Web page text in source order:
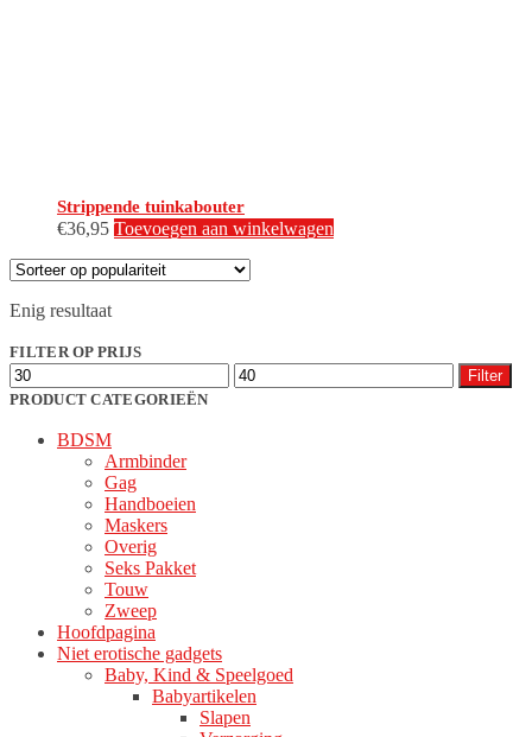
Strippende tuinkabouter
€36,95 Toevoegen aan winkelwagen
Enig resultaat
FILTER OP PRIJS
Min.
prijs
Max.
prijs
Filter
PRODUCT CATEGORIEËN
BDSM
Armbinder
Gag
Handboeien
Maskers
Overig
Seks Pakket
Touw
Zweep
Hoofdpagina
Niet erotische gadgets
Baby, Kind & Speelgoed
Babyartikelen
Slapen